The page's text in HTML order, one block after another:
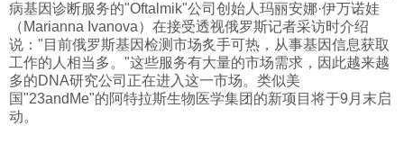
科技
社会
病基因诊断服务的"Oftalmik"公司创始人玛丽安娜·伊万诺娃
（Marianna Ivanova）在接受透视俄罗斯记者采访时介绍
说："目前俄罗斯基因检测市场炙手可热，从事基因信息获取
工作的人相当多。"这些服务有大量的市场需求，因此越来越
多的DNA研究公司正在进入这一市场。类似美
国"23andMe"的阿特拉斯生物医学集团的新项目将于9月末启
动。